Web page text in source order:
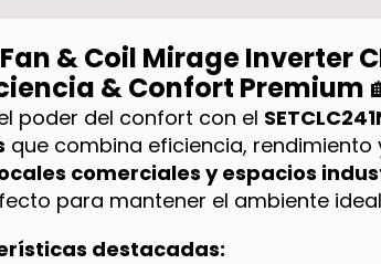
& Coil Mirage Inverter
& Confort Premium
poder del confort con el
que combina eficiencia, rendimiento
comerciales y espacios
para mantener el ambiente
destacadas: